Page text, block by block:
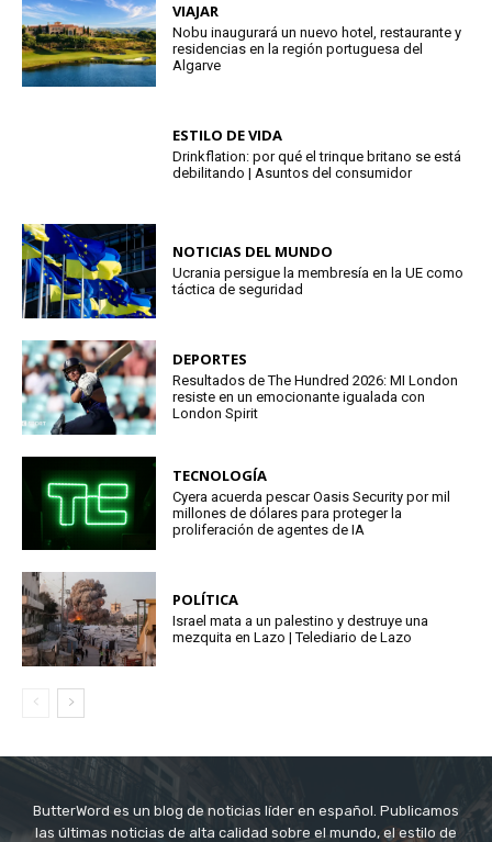
VIAJAR
Nobu inaugurará un nuevo hotel, restaurante y
residencias en la región portuguesa del
Algarve
ESTILO DE VIDA
Drinkflation: por qué el trinque britano se está
debilitando | Asuntos del consumidor
NOTICIAS DEL MUNDO
Ucrania persigue la membresía en la UE como
táctica de seguridad
DEPORTES
Resultados de The Hundred 2026: MI London
resiste en un emocionante igualada con
London Spirit
TECNOLOGÍA
Cyera acuerda pescar Oasis Security por mil
millones de dólares para proteger la
proliferación de agentes de IA
POLÍTICA
Israel mata a un palestino y destruye una
mezquita en Lazo | Telediario de Lazo
ButterWord es un blog de noticias líder en español. Publicamos
las últimas noticias de alta calidad sobre el mundo, el estilo de